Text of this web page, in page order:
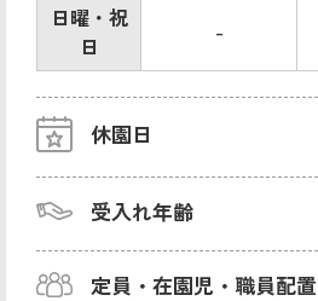
日曜・祝
日
-
休園日
受入れ年齢
定員・在園児・職員配置